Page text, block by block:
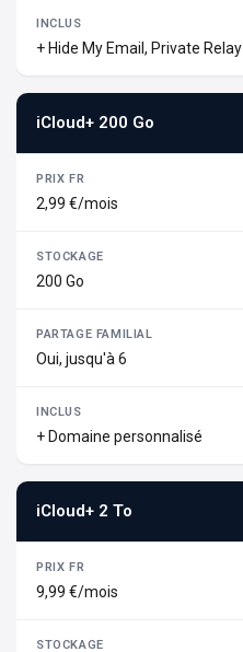
+ Hide My Email, Private Relay
iCloud+ 200 Go
2,99 €/mois
200 Go
Oui, jusqu'à 6
+ Domaine personnalisé
iCloud+ 2 To
9,99 €/mois